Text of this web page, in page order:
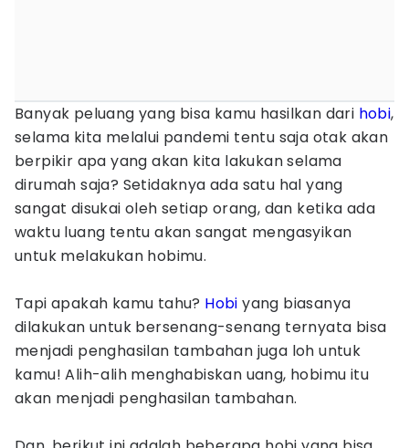
Banyak peluang yang bisa kamu hasilkan dari hobi,
selama kita melalui pandemi tentu saja otak akan
berpikir apa yang akan kita lakukan selama
dirumah saja? Setidaknya ada satu hal yang
sangat disukai oleh setiap orang, dan ketika ada
waktu luang tentu akan sangat mengasyikan
untuk melakukan hobimu.
Tapi apakah kamu tahu? Hobi yang biasanya
dilakukan untuk bersenang-senang ternyata bisa
menjadi penghasilan tambahan juga loh untuk
kamu! Alih-alih menghabiskan uang, hobimu itu
akan menjadi penghasilan tambahan.